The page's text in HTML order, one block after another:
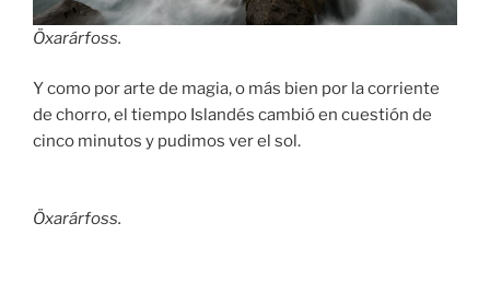
Öxarárfoss.
Y como por arte de magia, o más bien por la corriente
de chorro, el tiempo Islandés cambió en cuestión de
cinco minutos y pudimos ver el sol.
Öxarárfoss.